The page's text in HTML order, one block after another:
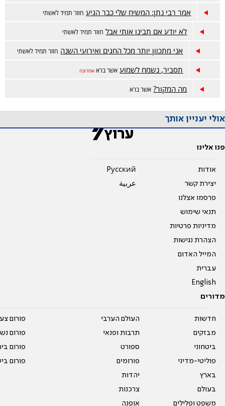
אמר רבי נתן: המשיח שלי כבר הגיע חוזר תמיד לאשתי
לא יודע אם תבינו אותי אבל חוזר תמיד לאשתי
אני מתכוון יותר מכל החגים ואירועי השנה חוזר תמיד לאשתי
תסביר, נשמח לשמוע אשר ברא אחרונה
מה המקור? אשר ברא
אולי יעניין אותך
פנו אלינו
אודות
יצירת קשר
פרסמו אצלנו
תנאי שימוש
מדיניות פרטיות
הצהרת נגישות
המייל האדום
עברית
English
Pусский
عربية
מדורים
חדשות
מבזקים
ביטחוני
פוליטי-מדיני
בארץ
בעולם
משפט ופלילים
העולם הערבי
תרבות ופנאי
ספורט
פורומים
יהדות
צרכנות
אופנה
פורום
פורום
פורום
פורום